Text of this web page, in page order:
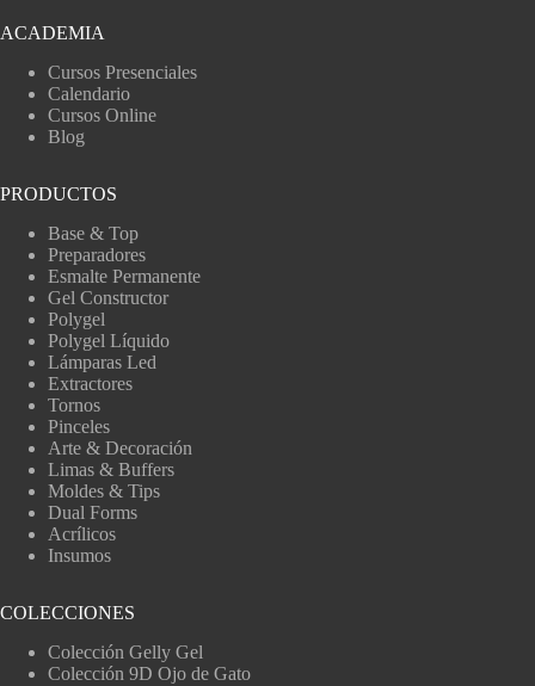
ACADEMIA
Cursos Presenciales
Calendario
Cursos Online
Blog
PRODUCTOS
Base & Top
Preparadores
Esmalte Permanente
Gel Constructor
Polygel
Polygel Líquido
Lámparas Led
Extractores
Tornos
Pinceles
Arte & Decoración
Limas & Buffers
Moldes & Tips
Dual Forms
Acrílicos
Insumos
COLECCIONES
Colección Gelly Gel
Colección 9D Ojo de Gato